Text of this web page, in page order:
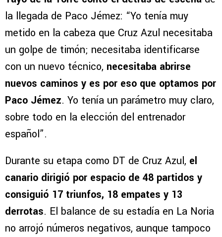
la llegada de Paco Jémez: “Yo tenía muy
metido en la cabeza que Cruz Azul necesitaba
un golpe de timón; necesitaba identificarse
con un nuevo técnico, necesitaba abrirse
nuevos caminos y es por eso que optamos por
Paco Jémez. Yo tenía un parámetro muy claro,
sobre todo en la elección del entrenador
español”.
Durante su etapa como DT de Cruz Azul, el
canario dirigió por espacio de 48 partidos y
consiguió 17 triunfos, 18 empates y 13
derrotas. El balance de su estadía en La Noria
no arrojó números negativos, aunque tampoco